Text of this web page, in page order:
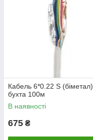
Кабель 6*0.22 S (біметал)
бухта 100м
В наявності
675 ₴